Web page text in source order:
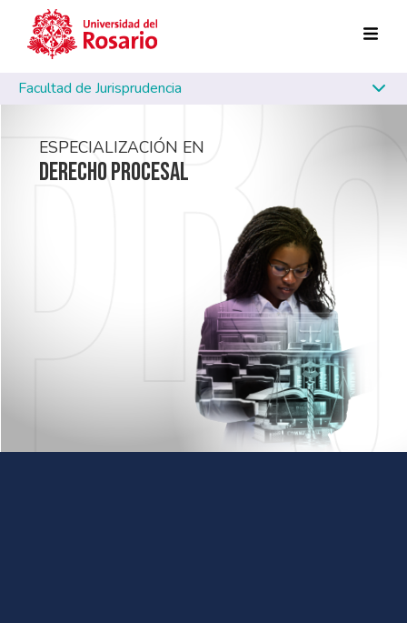
Pasar al contenido principal
Facultad de Jurisprudencia
ESPECIALIZACIÓN EN
DERECHO PROCESAL